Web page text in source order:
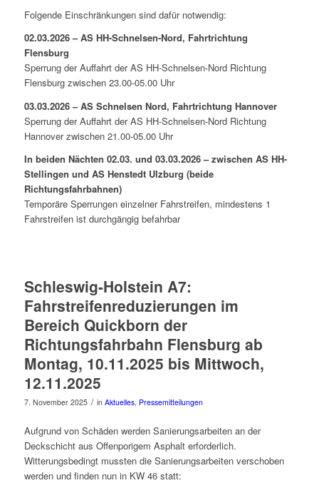
Folgende Einschränkungen sind dafür notwendig:
02.03.2026 – AS HH-Schnelsen-Nord, Fahrtrichtung
Flensburg
Sperrung der Auffahrt der AS HH-Schnelsen-Nord Richtung
Flensburg zwischen 23.00-05.00 Uhr
03.03.2026 – AS Schnelsen Nord, Fahrtrichtung Hannover
Sperrung der Auffahrt der AS HH-Schnelsen-Nord Richtung
Hannover zwischen 21.00-05.00 Uhr
In beiden Nächten 02.03. und 03.03.2026 – zwischen AS HH-
Stellingen und AS Henstedt Ulzburg (beide
Richtungsfahrbahnen)
Temporäre Sperrungen einzelner Fahrstreifen, mindestens 1
Fahrstreifen ist durchgängig befahrbar
Schleswig-Holstein A7:
Fahrstreifenreduzierungen im
Bereich Quickborn der
Richtungsfahrbahn Flensburg ab
Montag, 10.11.2025 bis Mittwoch,
12.11.2025
7. November 2025 / in Aktuelles, Pressemitteilungen
Aufgrund von Schäden werden Sanierungsarbeiten an der
Deckschicht aus Offenporigem Asphalt erforderlich.
Witterungsbedingt mussten die Sanierungsarbeiten verschoben
werden und finden nun in KW 46 statt: